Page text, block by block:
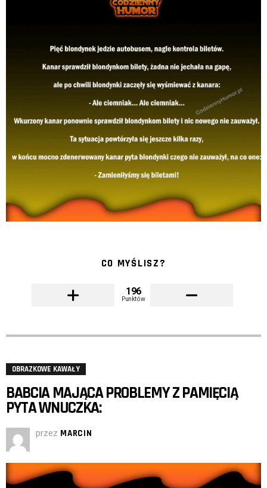
CO MYŚLISZ?
196
Punktów
OBRAZKOWE KAWAŁY
BABCIA MAJĄCA PROBLEMY Z PAMIĘCIĄ
PYTA WNUCZKA:
przez MARCIN